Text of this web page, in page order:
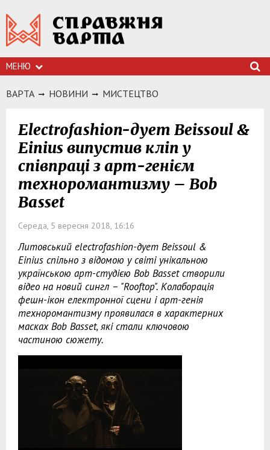
МЕНЮ
ВАРТА НОВИНИ МИСТЕЦТВО
Electrofashion-дует Beissoul &
Einius випустив кліп у
співпраці з арт-генієм
техноромантизму – Bob
Basset
Середа, 5 вересня 2018, 16:16
Литовський electrofashion-дует Beissoul &
Einius спільно з відомою у світі унікальною
українською арт-студією Bob Basset створили
відео на новий сингл – "Rooftop". Колаборація
фешн-ікон електронної сцени і арт-генія
техноромантизму проявилася в характерних
масках Bob Basset, які стали ключовою
частиною сюжету.